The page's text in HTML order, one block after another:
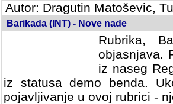
Autor: Dragutin Matoševic,
Barikada (INT) - Nove nade
Rubrika,
objasnjava.
iz naseg
iz statusa demo benda.
pojavljivanje u ovoj rubrici -